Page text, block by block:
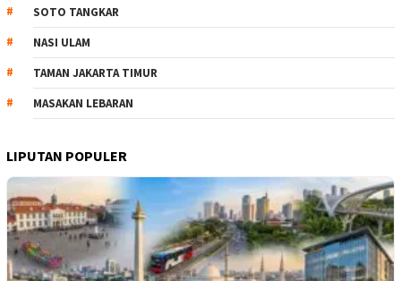
SOTO TANGKAR
NASI ULAM
TAMAN JAKARTA TIMUR
MASAKAN LEBARAN
LIPUTAN POPULER